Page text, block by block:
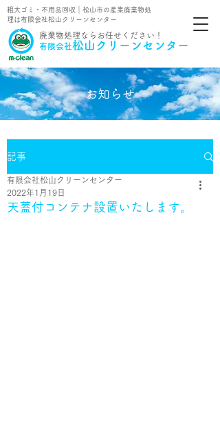
​廃棄物処理ならお任せください！
有限会社松山クリーンセンター
粗大ゴミ・不用品回収｜松山市の産業廃棄物処
理は有限会社松山クリーンセンター
お知らせ
記事
天蓋付コンテナ設置いたします。
有限会社松山クリーンセンター
2022年1月19日